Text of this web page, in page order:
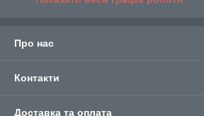
Про нас
Контакти
Доставка та оплата